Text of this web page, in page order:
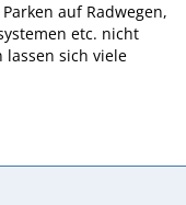
auf Radwegen,
etc. nicht
sich viele